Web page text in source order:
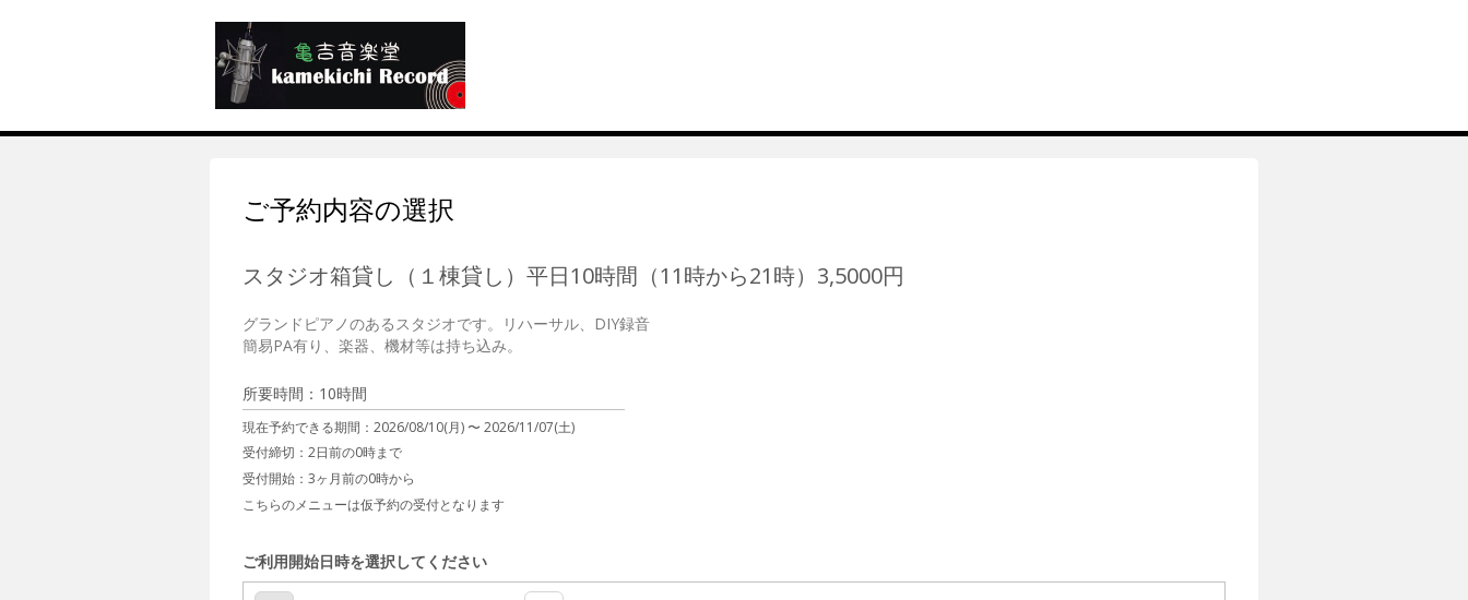
ご予約内容の選択
スタジオ箱貸し（１棟貸し）平日10時間（11時から21時）3,5000円
グランドピアノのあるスタジオです。リハーサル、DIY録音
所要時間：10時間
現在予約できる期間： 2026/08/10(月) 〜2026/11/07(土)
受付締切： 2日前の0時まで
受付開始： 3ヶ月前の0時から
こちらのメニューは仮予約の受付となります
ご利用開始日時を選択してください